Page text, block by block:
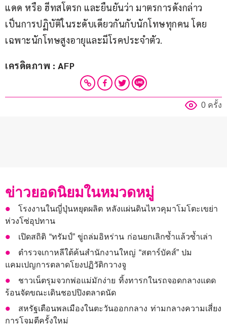
แดด หรือ ฮีทสโตรก และยืนยันว่า มาตรการดังกล่าว
เป็นการปฏิบัติในระดับเดียวกันกับนักโทษทุกคน โดย
เฉพาะนักโทษสูงอายุและมีโรคประจำตัว.
เครดิตภาพ : AFP
0 ครั้ง
ข่าวยอดนิยมในหมวดหมู่
โรงงานในญี่ปุ่นหยุดผลิต หลังแผ่นดินไหวคุมาโมโตะเขย่า
ห่วงโซ่อุปทาน
เปิดสถิติ “ทรัมป์” ขู่ถล่มอิหร่าน ก่อนยกเลิกซ้ำแล้วซ้ำเล่า
ตำรวจเกาหลีใต้ค้นสำนักงานใหญ่ “สตาร์บัคส์” ปม
แคมเปญการตลาดโยงปฏิวัติกวางจู
ชาวเน็ตรุมจวกพ่อแม่มักง่าย ทิ้งทารกในรถจอดกลางแดด
ร้อนจัดขณะเดินชอปปิงตลาดนัด
สหรัฐเตือนพลเมืองในตะวันออกกลาง ท่ามกลางความเสี่ยง
การโจมตีครั้งใหม่